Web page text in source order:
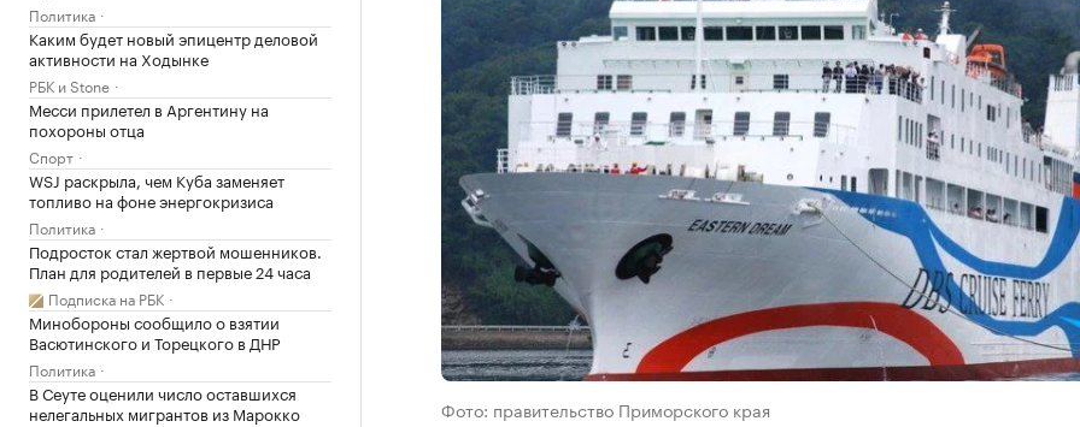
Политика
Каким будет новый эпицентр деловой
активности на Ходынке
РБК и Stone
Месси прилетел в Аргентину на
похороны отца
Спорт
WSJ раскрыла, чем Куба заменяет
топливо на фоне энергокризиса
Политика
Подросток стал жертвой мошенников.
План для родителей в первые 24 часа
Подписка на РБК
Минобороны сообщило о взятии
Васютинского и Торецкого в ДНР
Политика
В Сеуте оценили число оставшихся
нелегальных мигрантов из Марокко
Фото: правительство Приморского края